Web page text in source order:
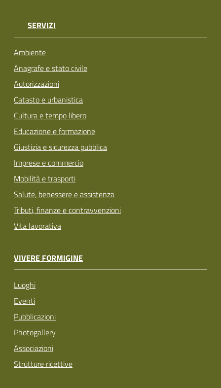
SERVIZI
Ambiente
Anagrafe e stato civile
Autorizzazioni
Catasto e urbanistica
Cultura e tempo libero
Educazione e formazione
Giustizia e sicurezza pubblica
Imprese e commercio
Mobilità e trasporti
Salute, benessere e assistenza
Tributi, finanze e contravvenzioni
Vita lavorativa
VIVERE FORMIGINE
Luoghi
Eventi
Pubblicazioni
Photogallery
Associazioni
Strutture ricettive